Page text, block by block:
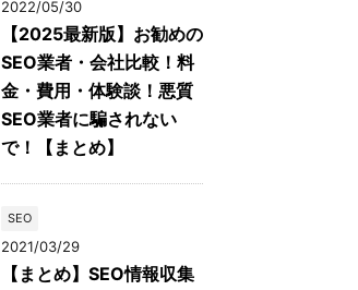
2022/05/30
【2025最新版】お勧めの
SEO業者・会社比較！料
金・費用・体験談！悪質
SEO業者に騙されない
で！【まとめ】
SEO
2021/03/29
【まとめ】SEO情報収集